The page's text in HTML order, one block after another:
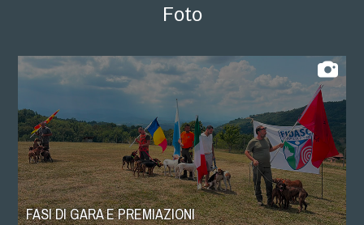
Foto
FASI DI GARA E PREMIAZIONI